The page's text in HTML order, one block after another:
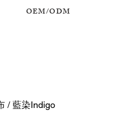
OEM/ODM
/ 藍染Indigo